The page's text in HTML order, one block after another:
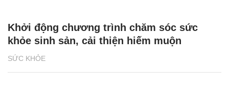
SỨC KHỎE
Khởi động chương trình chăm sóc sức
khỏe sinh sản, cải thiện hiếm muộn